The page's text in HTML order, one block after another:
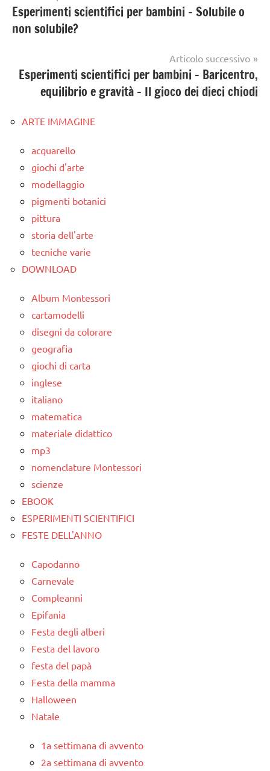
articoli
Esperimenti scientifici per bambini – Solubile o
non solubile?
Articolo successivo
Esperimenti scientifici per bambini – Baricentro,
equilibrio e gravità – Il gioco dei dieci chiodi
ARTE IMMAGINE
acquarello
giochi d'arte
modellaggio
pigmenti botanici
pittura
storia dell'arte
tecniche varie
DOWNLOAD
Album Montessori
cartamodelli
disegni da colorare
geografia
giochi di carta
inglese
italiano
matematica
materiale didattico
mp3
nomenclature Montessori
scienze
EBOOK
ESPERIMENTI SCIENTIFICI
FESTE DELL'ANNO
Capodanno
Carnevale
Compleanni
Epifania
Festa degli alberi
Festa del lavoro
festa del papà
Festa della mamma
Halloween
Natale
1a settimana di avvento
2a settimana di avvento